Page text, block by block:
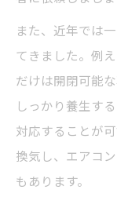
また、近年では
てきました。例
だけは開閉可能
しっかり養生す
対応することが
換気し、エアコ
もあります。